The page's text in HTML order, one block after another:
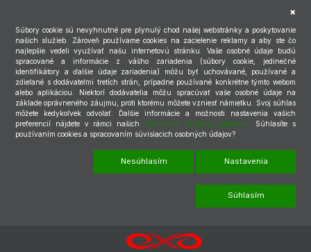
Súbory cookie sú nevyhnutné pre plynulý chod našej webstránky a poskytovanie
našich služieb. Zároveň používame cookies na zacielenie reklamy a aby ste čo
najlepšie vedeli využívať našu internetovú stránku. Vaše osobné údaje budú
spracované a informácie z vášho zariadenia (súbory cookie, jedinečné
identifikátory a ďalšie údaje zariadenia) môžu byť uchovávané, používané a
zdieľané s dodávateľmi tretích strán, prípadne používané konkrétne týmto webom
alebo aplikáciou. Niektorí dodávatelia môžu spracúvať vaše osobné údaje na
základe oprávneného záujmu, proti ktorému môžete vzniesť námietku. Svoj súhlas
môžete kedykoľvek odvolať. Ďalšie informácie a možnosti nastavenia vašich
preferencií nájdete v rámci našich Podmienok ochrany súkromia.
Súhlasíte s
používaním cookies a spracovaním súvisiacich osobných údajov?
Nesúhlasím Nastavenia
Súhlasím